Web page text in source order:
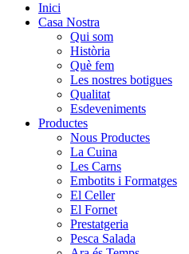
Inici
Casa Nostra
Qui som
Història
Què fem
Les nostres botigues
Qualitat
Esdeveniments
Productes
Nous Productes
La Cuina
Les Carns
Embotits i Formatges
El Celler
El Fornet
Prestatgeria
Pesca Salada